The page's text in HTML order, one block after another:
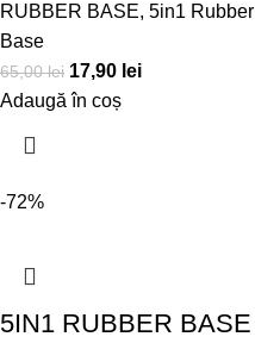
RUBBER BASE, 5in1 Rubber
Base
65,00lei 17,90 lei
Adaugă în coș
-72%
5IN1 RUBBER BASE